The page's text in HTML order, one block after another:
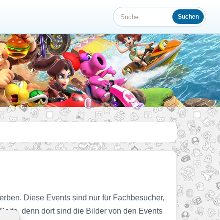
Suche Suchen
Diese Events sind nur für Fachbesucher,
denn dort sind die Bilder von den Events